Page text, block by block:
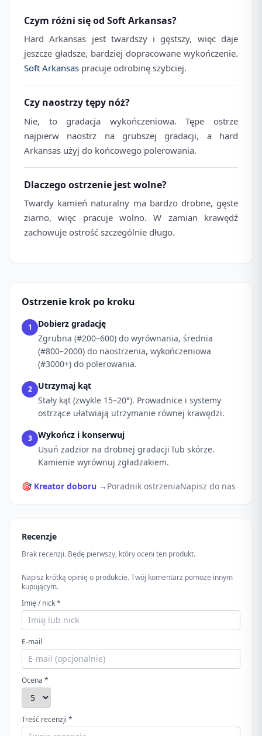
Czym różni się od Soft Arkansas?
Hard Arkansas jest twardszy i gęstszy, więc daje
jeszcze gładsze, bardziej dopracowane wykończenie.
Soft Arkansas pracuje odrobinę szybciej.
Czy naostrzy tępy nóż?
Nie, to gradacja wykończeniowa. Tępe ostrze
najpierw naostrz na grubszej gradacji, a hard
Arkansas użyj do końcowego polerowania.
Dlaczego ostrzenie jest wolne?
Twardy kamień naturalny ma bardzo drobne, gęste
ziarno, więc pracuje wolno. W zamian krawędź
zachowuje ostrość szczególnie długo.
Ostrzenie krok po kroku
1
Dobierz gradację
Zgrubna (#200–600) do wyrównania, średnia
(#800–2000) do naostrzenia, wykończeniowa
(#3000+) do polerowania.
2
Utrzymaj kąt
Stały kąt (zwykle 15–20°). Prowadnice i systemy
ostrzące ułatwiają utrzymanie równej krawędzi.
3
Wykończ i konserwuj
Usuń zadzior na drobnej gradacji lub skórze.
Kamienie wyrównuj zgładzakiem.
🎯 Kreator doboru → Poradnik ostrzeniaNapisz do nas
Recenzje
Brak recenzji. Będę pierwszy, który oceni ten produkt.
Napisz krótką opinię o produkcie. Twój komentarz pomoże innym
kupującym.
Imię / nick *
E-mail
Ocena *
Treść recenzji *